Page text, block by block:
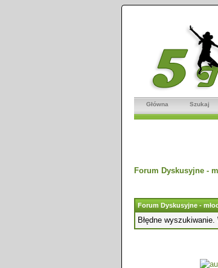
Główna Szukaj
Forum Dyskusyjne -
Forum Dyskusyjne -
Błędne